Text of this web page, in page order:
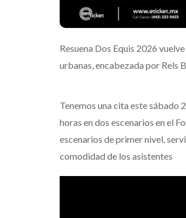
Resuena Dos Equis 2026
urbanas, encabezada por Rels
Tenemos una cita este sábado
horas en dos escenarios en el
escenarios de primer nivel,
comodidad de los asistentes